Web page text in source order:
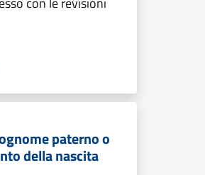
paterno o
della nascita